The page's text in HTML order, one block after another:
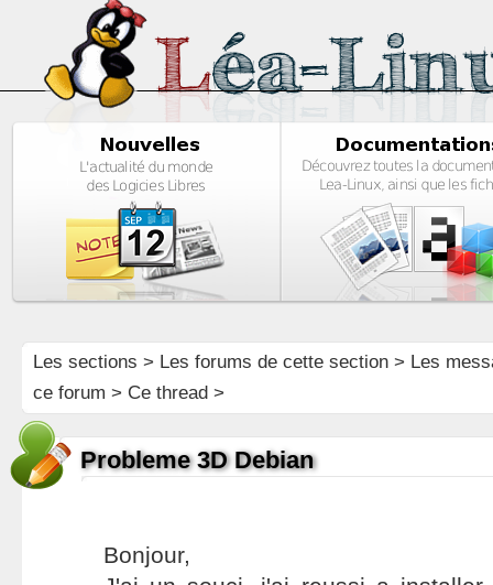
Les sections > Les forums de cette section> Les
ce forum > Ce thread >
Probleme 3D Debian
Bonjour,